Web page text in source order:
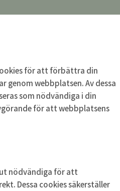
för att förbättra din
genom webbplatsen. Av dessa
som nödvändiga i din
för att webbplatsens
nödvändiga för att
Dessa cookies säkerställer